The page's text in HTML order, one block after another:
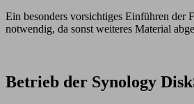
Ein besonders vorsichtiges Einführen der
notwendig, da sonst weiteres Material
Betrieb der Synology